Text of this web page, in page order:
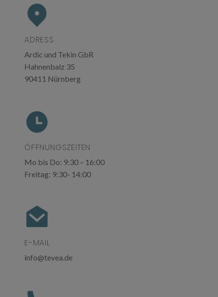
ADRESS
Ardic und Tekin GbR
Hahnenbalz 35
90411 Nürnberg
ÖFFNUNGSZEITEN
Mo bis Do: 9:30 – 16:00
Freitag: 9:30- 14:00
E-MAIL
info@tevea.de